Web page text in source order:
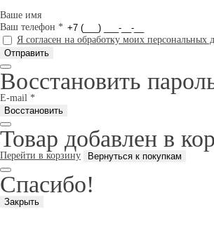
Ваше имя
Ваш телефон *
Я согласен на обработку моих персональных
Восстановить
E-mail *
Товар добавлен в
Перейти в корзину
Спасибо!